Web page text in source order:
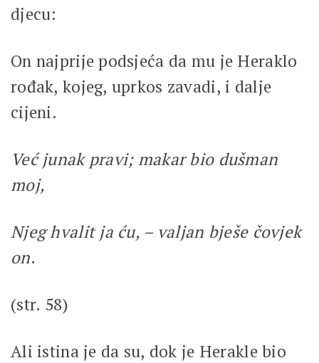
djecu:
On najprije podsjeća da mu je Heraklo
rođak, kojeg, uprkos zavadi, i dalje
cijeni.
Već junak pravi; makar bio dušman
moj,
Njeg hvalit ja ću, – valjan bješe čovjek
on.
(str. 58)
Ali istina je da su, dok je Herakle bio